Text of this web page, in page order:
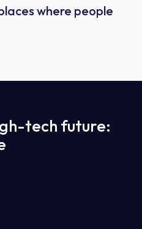
where people
tech future: